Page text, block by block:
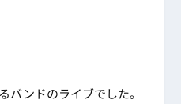
バンドのライブでした。